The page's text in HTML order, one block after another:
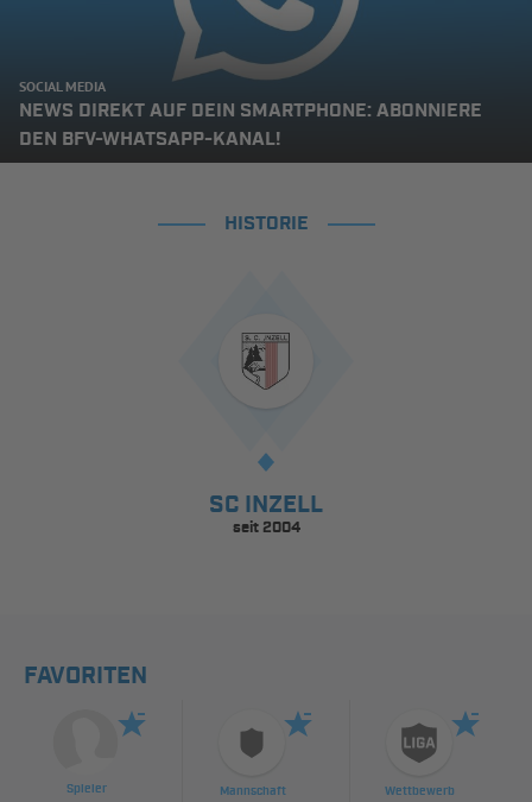
SOCIAL MEDIA
NEWS DIREKT AUF DEIN SMARTPHONE: ABONNIERE
DEN BFV-WHATSAPP-KANAL!
HISTORIE
SC INZELL
seit 2004
FAVORITEN
Spieler Mannschaft Wettbewerb